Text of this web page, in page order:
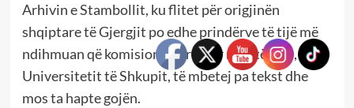
Arhivin e Stambollit, ku flitet për origjinën
shqiptare të Gjergjit po edhe prindërve të tijë më
ndihmuan që komisioni i formuar me atë rast, i
Universitetit të Shkupit, të mbetej pa tekst dhe
mos ta hapte gojën.